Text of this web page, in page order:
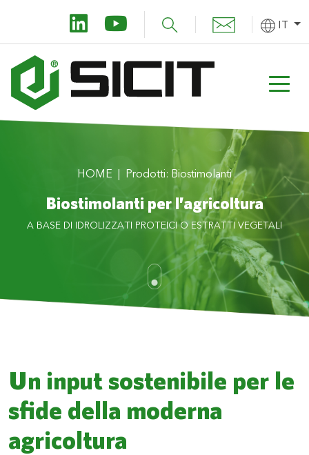
IT
HOME Prodotti: Biostimolanti
Biostimolanti per l’agricoltura
A BASE DI IDROLIZZATI PROTEICI O ESTRATTI VEGETALI
Un input sostenibile per le
sfide della moderna
agricoltura